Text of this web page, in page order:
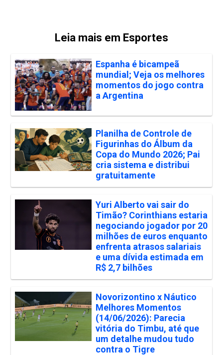
Leia mais em Esportes
Espanha é bicampeã
mundial; Veja os melhores
momentos do jogo contra
a Argentina
Planilha de Controle de
Figurinhas do Álbum da
Copa do Mundo 2026; Pai
cria sistema e distribui
gratuitamente
Yuri Alberto vai sair do
Timão? Corinthians estaria
negociando jogador por 20
milhões de euros enquanto
enfrenta atrasos salariais
e uma dívida estimada em
R$ 2,7 bilhões
Novorizontino x Náutico
Melhores Momentos
(14/06/2026): Parecia
vitória do Timbu, até que
um detalhe mudou tudo
contra o Tigre